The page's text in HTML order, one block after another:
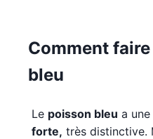
Comment
bleu
Le poisson bleu a une
forte, très distinctive.